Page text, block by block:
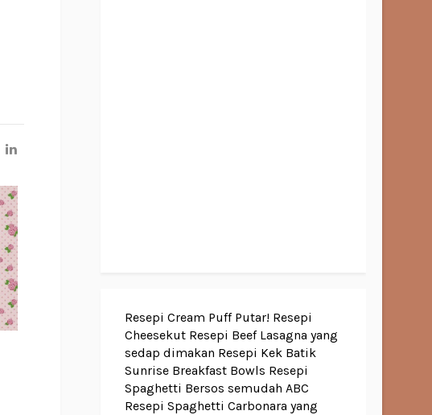
Resepi Cream Puff Putar! Resepi
Cheesekut Resepi Beef Lasagna yang
sedap dimakan Resepi Kek Batik
Sunrise Breakfast Bowls Resepi
Spaghetti Bersos semudah ABC
Resepi Spaghetti Carbonara yang